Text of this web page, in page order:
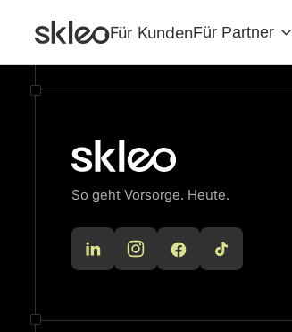
Für KundenFür Partner
So geht Vorsorge. Heute.